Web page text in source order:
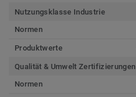
Nutzungsklasse Industrie
Normen
Produktwerte
Qualität & Umwelt Zertifizierungen
Normen